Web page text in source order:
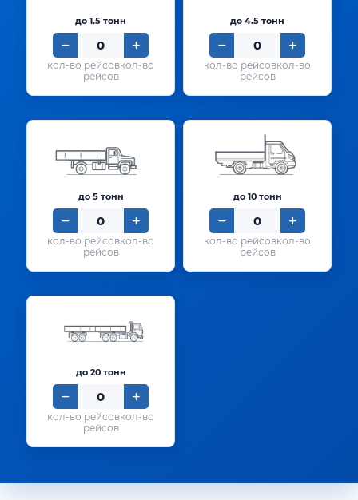
до 1.5 тонн
кол-во
рейсов
до 4.5 тонн
кол-во
рейсов
до 5 тонн
кол-во
рейсов
до 10 тонн
кол-во
рейсов
до 20 тонн
кол-во
рейсов